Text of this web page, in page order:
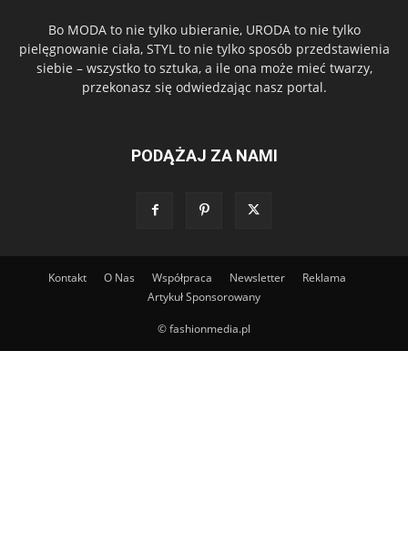
Bo MODA to nie tylko ubieranie, URODA to nie tylko
pielęgnowanie ciała, STYL to nie tylko sposób przedstawienia
siebie – wszystko to sztuka, a ile ona może mieć twarzy,
przekonasz się odwiedzając nasz portal.
PODĄŻAJ ZA NAMI
Kontakt O Nas Współpraca Newsletter
Reklama
Artykuł Sponsorowany
© fashionmedia.pl